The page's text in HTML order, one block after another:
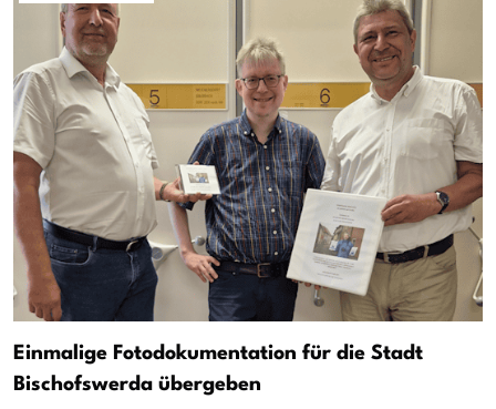
Einmalige Fotodokumentation für die Stadt
Bischofswerda übergeben